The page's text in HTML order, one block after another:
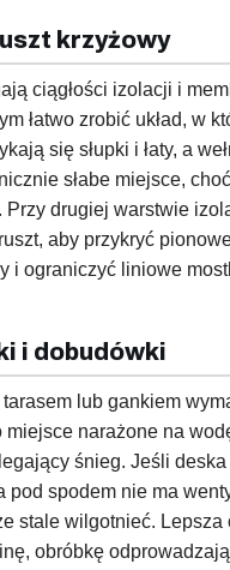
krzyżowy
ciągłości izolacji i
łatwo zrobić układ, w
się słupki i łaty, a
słabe miejsce,
drugiej warstwie
aby przykryć
i ograniczyć liniowe
i dobudówki
lub gankiem
miejsce narażone na
śnieg. Jeśli deska
pod spodem nie ma
stale wilgotnieć. Lepsza
obróbkę